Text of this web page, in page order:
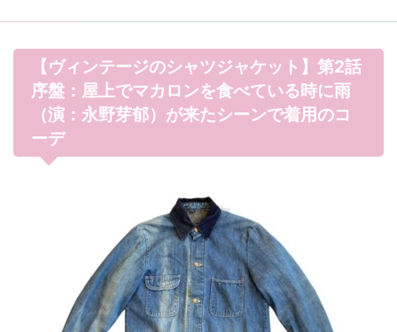
【ヴィンテージのシャツジャケット】第2話
序盤：屋上でマカロンを食べている時に雨
（演：永野芽郁）が来たシーンで着用のコ
ーデ